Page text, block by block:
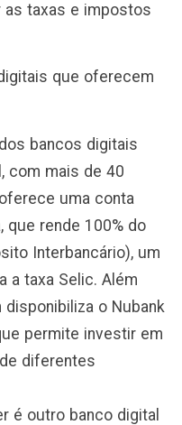
as taxas e impostos
que oferecem
bancos digitais
com mais de 40
uma conta
que rende 100% do
Interbancário), um
a taxa Selic. Além
o Nubank
permite investir em
diferentes
é outro banco digital